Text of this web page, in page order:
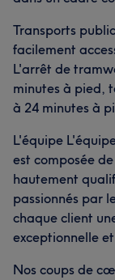
Transports
facilement
L'arrêt de
minutes à pied,
à 24 minutes à
L'équipe
est composée
hautement
passionnés par
chaque client
exceptionnelle
Nos coups de